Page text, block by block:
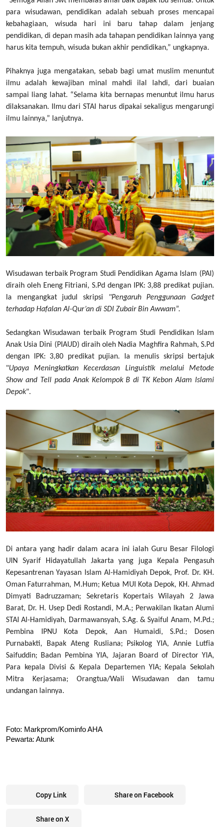
para wisudawan, pendidikan adalah sebuah proses mencapai
kebahagiaan, wisuda hari ini baru tahap dalam jenjang
pendidikan, di depan masih ada tahapan pendidikan lainnya yang
harus kita tempuh, wisuda bukan akhir pendidikan,” ungkapnya.
Pihaknya juga mengatakan, sebab bagi umat muslim menuntut
ilmu adalah kewajiban minal mahdi ilal lahdi, dari buaian
sampai liang lahat. “Selama kita bernapas menuntut ilmu harus
dilaksanakan. Ilmu dari STAI harus dipakai sekaligus mengarungi
ilmu lainnya,” lanjutnya.
Wisudawan terbaik Program Studi Pendidikan Agama Islam (PAI)
diraih oleh Eneng Fitriani, S.Pd dengan IPK: 3,88 predikat pujian.
Ia mengangkat judul skripsi "Pengaruh Penggunaan Gadget
terhadap Hafalan Al-Qur’an di SDI Zubair Bin Awwam”.
Sedangkan Wisudawan terbaik Program Studi Pendidikan Islam
Anak Usia Dini (PIAUD) diraih oleh Nadia Maghfira Rahmah, S.Pd
dengan IPK: 3,80 predikat pujian. Ia menulis skripsi bertajuk
"Upaya Meningkatkan Kecerdasan Linguistik melalui Metode
Show and Tell pada Anak Kelompok B di TK Kebon Alam Islami
Depok".
Di antara yang hadir dalam acara ini ialah Guru Besar Filologi
UIN Syarif Hidayatullah Jakarta yang juga Kepala Pengasuh
Kepesantrenan Yayasan Islam Al-Hamidiyah Depok, Prof. Dr. KH.
Oman Faturrahman, M.Hum; Ketua MUI Kota Depok, KH. Ahmad
Dimyati Badruzzaman; Sekretaris Kopertais Wilayah 2 Jawa
Barat, Dr. H. Usep Dedi Rostandi, M.A.; Perwakilan Ikatan Alumi
STAI Al-Hamidiyah, Darmawansyah, S.Ag. & Syaiful Anam, M.Pd.;
Pembina IPNU Kota Depok, Aan Humaidi, S.Pd.; Dosen
Purnabakti, Bapak Ateng Rusliana; Psikolog YIA, Annie Lutfia
Saifuddin; Badan Pembina YIA, Jajaran Board of Director YIA,
Para kepala Divisi & Kepala Departemen YIA; Kepala Sekolah
Mitra Kerjasama; Orangtua/Wali Wisudawan dan tamu
undangan lainnya.
Foto: Markprom/Kominfo AHA
Pewarta: Atunk
Copy Link Share on Facebook
Share on X